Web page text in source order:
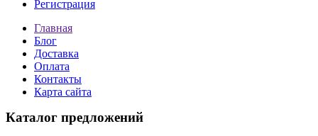
Регистрация
Главная
Блог
Доставка
Оплата
Контакты
Карта сайта
Каталог предложений